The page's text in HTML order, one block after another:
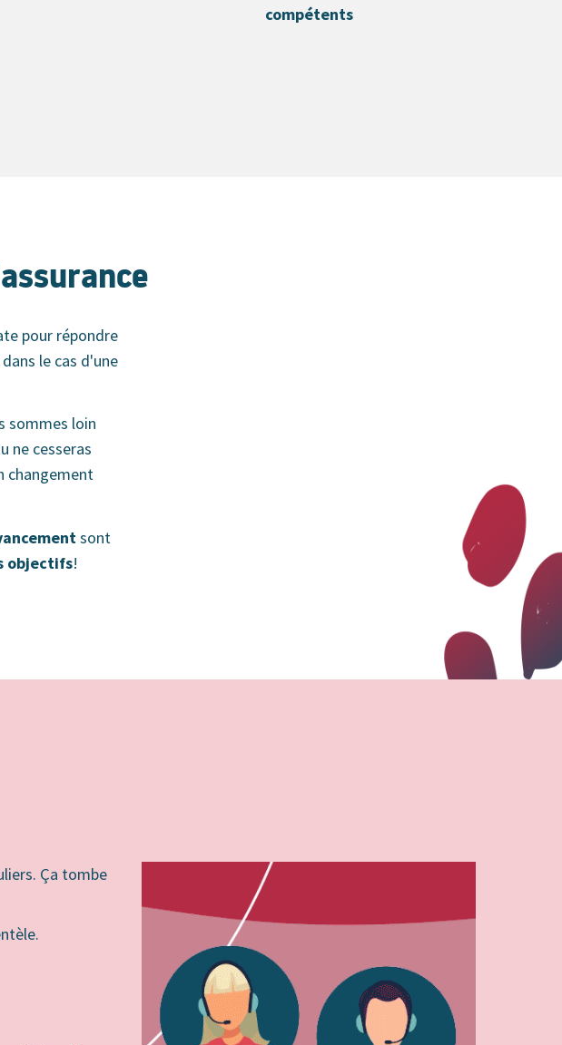
compétents
pour répondre
le cas d'une
sommes loin
ne cesseras
changement
sont
objectifs!
Ça tombe